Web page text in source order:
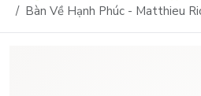
Bàn Về Hạnh Phúc - Matthieu